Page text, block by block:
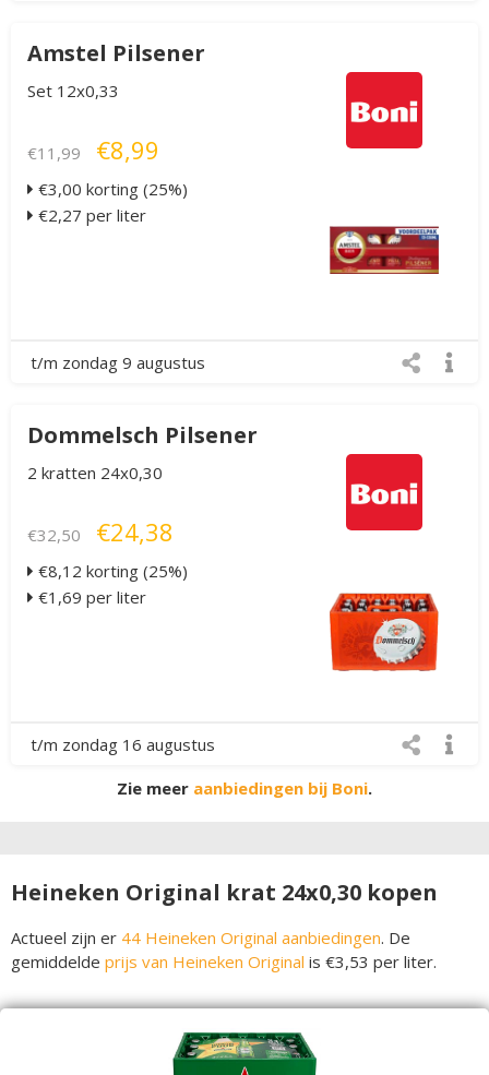
Amstel Pilsener
Set 12x0,33
€11,99 €8,99
€3,00 korting (25%)
€2,27 per liter
t/m zondag 9 augustus
Dommelsch Pilsener
2 kratten 24x0,30
€32,50 €24,38
€8,12 korting (25%)
€1,69 per liter
t/m zondag 16 augustus
Zie meer aanbiedingen bij Boni.
Heineken Original krat 24x0,30 kopen
Actueel zijn er 44 Heineken Original aanbiedingen. De
gemiddelde prijs van Heineken Original is €3,53 per liter.